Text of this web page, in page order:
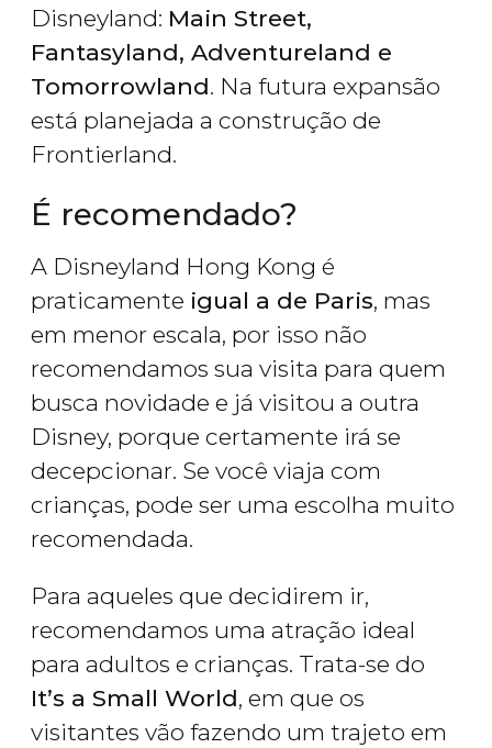
Disneyland: Main Street,
Fantasyland, Adventureland e
Tomorrowland. Na futura expansão
está planejada a construção de
Frontierland.
É recomendado?
A Disneyland Hong Kong é
praticamente igual a de Paris, mas
em menor escala, por isso não
recomendamos sua visita para quem
busca novidade e já visitou a outra
Disney, porque certamente irá se
decepcionar. Se você viaja com
crianças, pode ser uma escolha muito
recomendada.
Para aqueles que decidirem ir,
recomendamos uma atração ideal
para adultos e crianças. Trata-se do
It’s a Small World, em que os
visitantes vão fazendo um trajeto em